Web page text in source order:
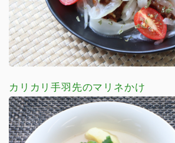
カリカリ手羽先のマリネかけ